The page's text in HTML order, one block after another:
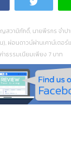
ญสวามิภักดิ์, นายพีรกร จำป
), ผ่อนดาวน์ผ่านเคาน์เตอร์
าธรรมเนียมเพียง 7 บาท